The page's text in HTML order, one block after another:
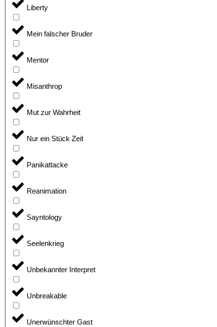
Liberty
Mein falscher Bruder
Mentor
Misanthrop
Mut zur Wahrheit
Nur ein Stück Zeit
Panikattacke
Reanimation
Sayntology
Seelenkrieg
Unbekannter Interpret
Unbreakable
Unerwünschter Gast